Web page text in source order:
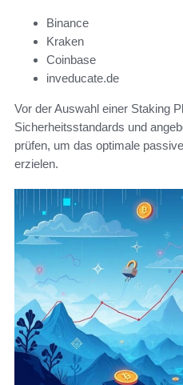
Binance
Kraken
Coinbase
inveducate.de
Vor der Auswahl einer Staking
Sicherheitsstandards und
prüfen, um das optimale
erzielen.